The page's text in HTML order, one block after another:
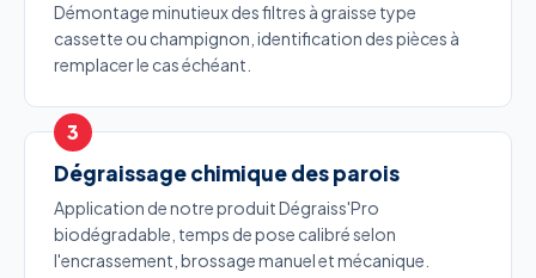
Démontage minutieux des filtres à graisse type
cassette ou champignon, identification des pièces à
remplacer le cas échéant.
Dégraissage chimique des parois
Application de notre produit Dégraiss'Pro
biodégradable, temps de pose calibré selon
l'encrassement, brossage manuel et mécanique.